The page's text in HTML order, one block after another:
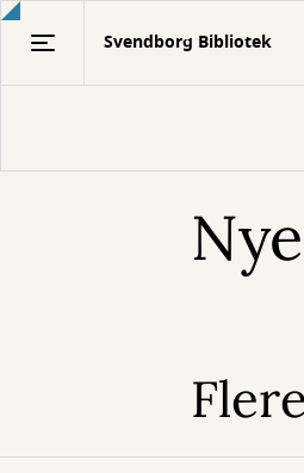
Gå
Svendborg Bibliotek